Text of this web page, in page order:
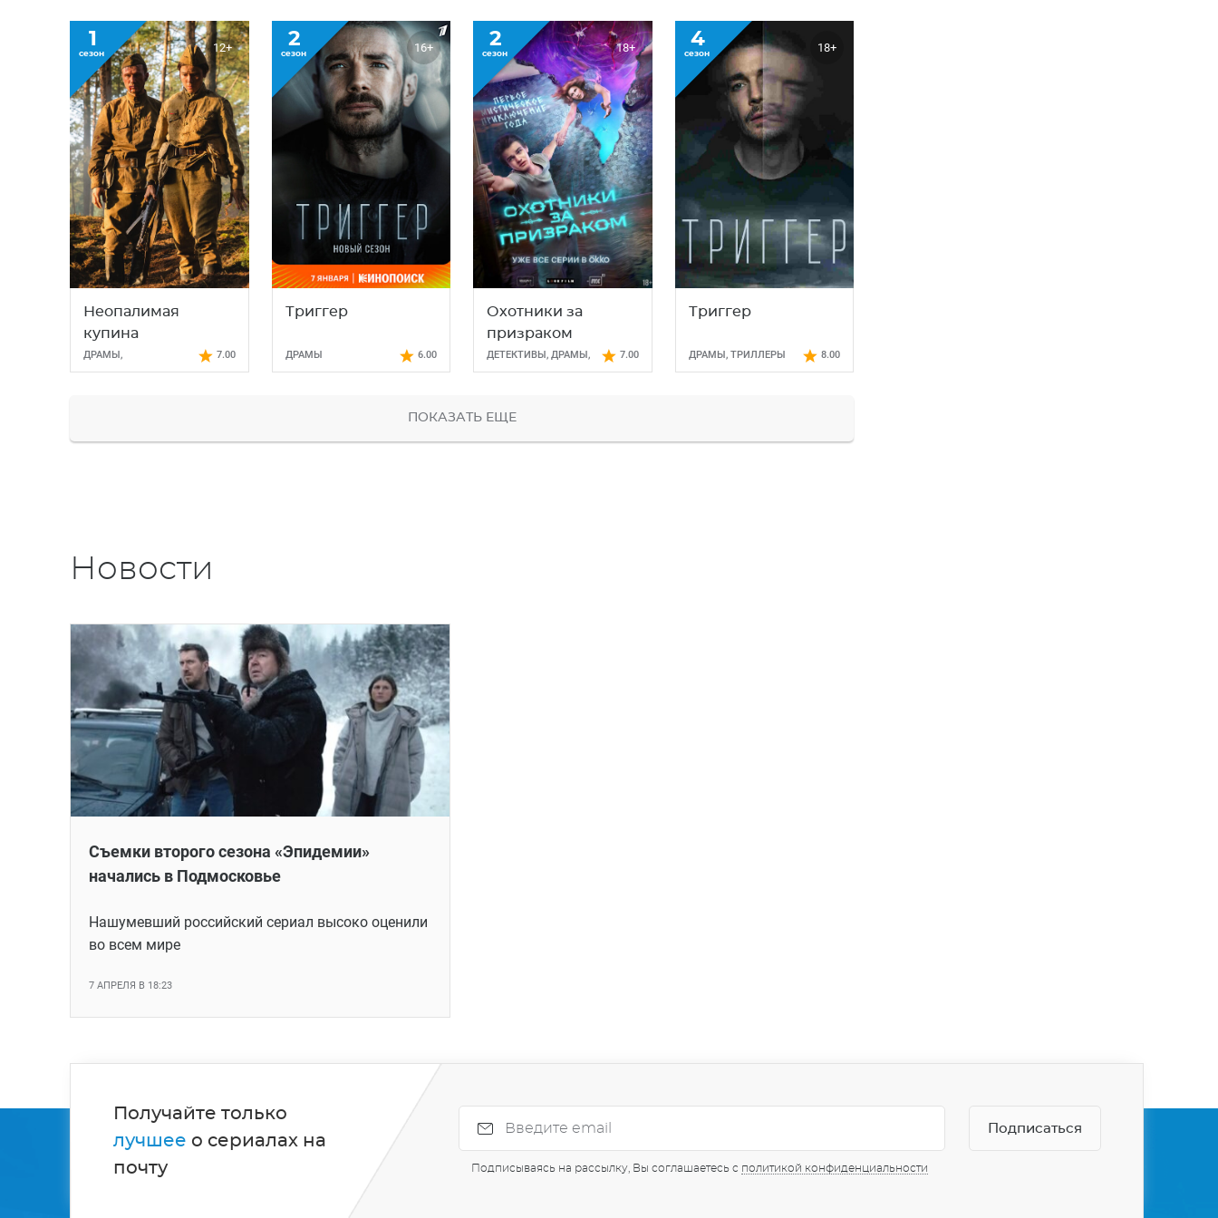
1
сезон 12+
Неопалимая
купина
ДРАМЫ ,
ИСТОРИЧЕСКИЕ
7.00
2
сезон 16+
Триггер
ДРАМЫ 6.00
2
сезон 18+
Охотники за
призраком
ДЕТЕКТИВЫ , ДРАМЫ ,
ТРИЛЛЕРЫ,
7.00
4
сезон 18+
Триггер
ДРАМЫ , ТРИЛЛЕРЫ 8.00
ПОКАЗАТЬ ЕЩЕ
Новости
Съемки второго сезона «Эпидемии»
начались в Подмосковье
Нашумевший российский сериал высоко оценили
во всем мире
7 АПРЕЛЯ В 18:23
Получайте только
лучшее о сериалах на
почту
Подписываясь на рассылку, Вы соглашаетесь с политикой конфиденциальности